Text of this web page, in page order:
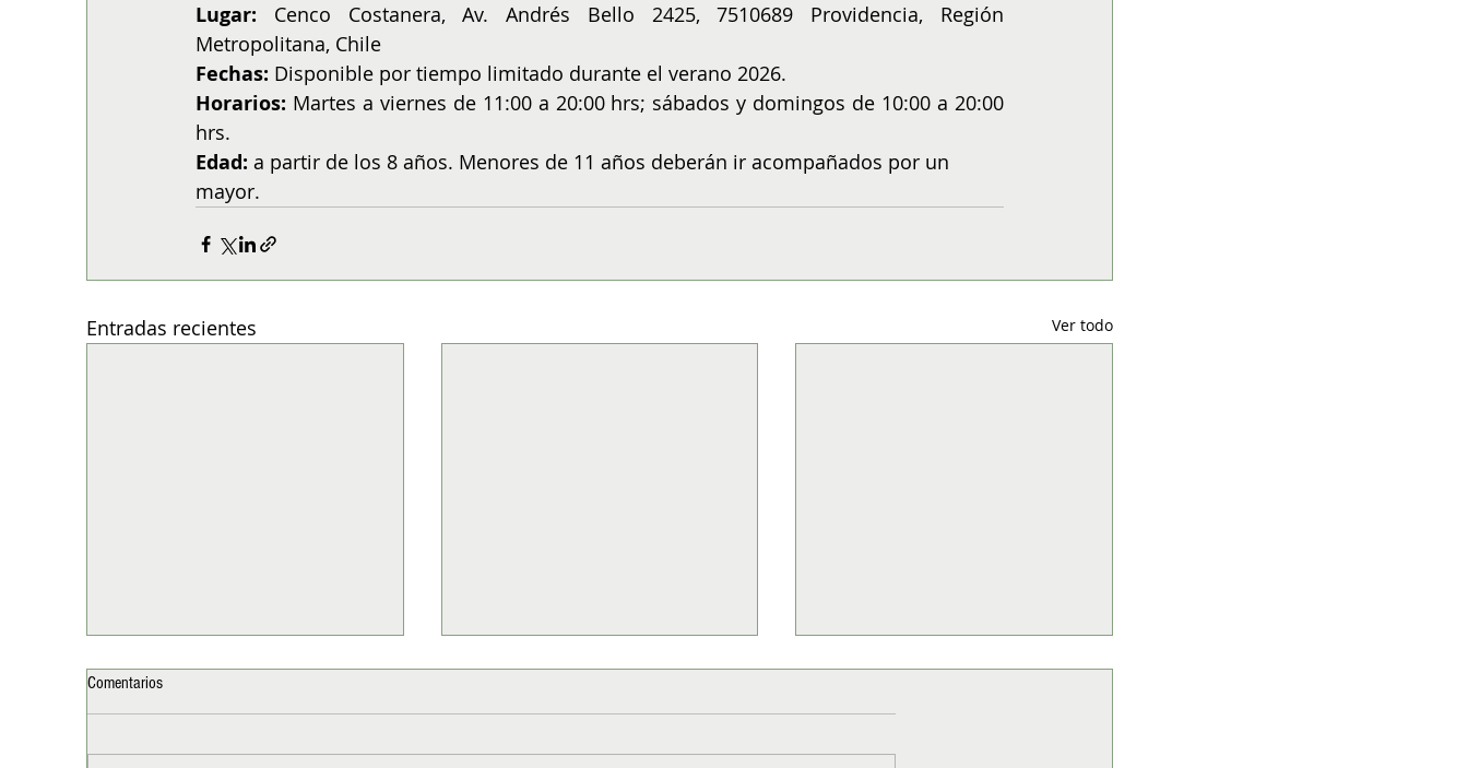
Lugar: Cenco Costanera, Av. Andrés Bello 2425, 7510689 Providencia, Región
Metropolitana, Chile
Fechas: Disponible por tiempo limitado durante el verano 2026.
Horarios: Martes a viernes de 11:00 a 20:00 hrs; sábados y domingos de 10:00 a 20:00
hrs.
Edad: a partir de los 8 años. Menores de 11 años deberán ir acompañados por un
mayor.
Entradas recientes Ver todo
Comentarios